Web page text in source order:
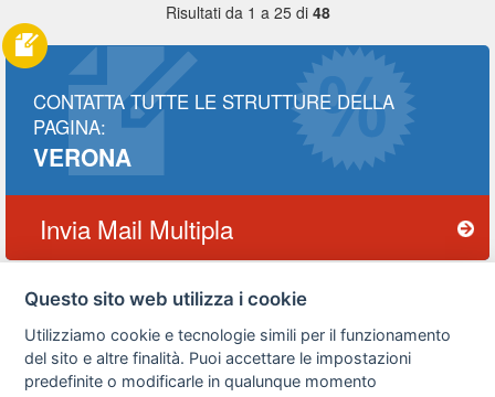
Risultati da 1 a 25 di 48
CONTATTA TUTTE LE STRUTTURE DELLA
PAGINA:
VERONA
Invia Mail Multipla
Privacy
policy
Avviso
legale
Scrivici
Questo sito web utilizza i cookie
Utilizziamo cookie e tecnologie simili per il funzionamento
del sito e altre finalità. Puoi accettare le impostazioni
predefinite o modificarle in qualunque momento